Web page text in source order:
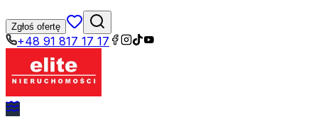
Zgłoś ofertę
+48 91 817 17 17